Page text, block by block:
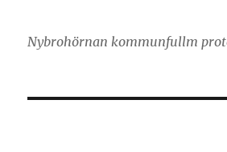
Nybrohörnan kommunfullm